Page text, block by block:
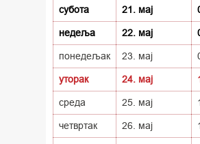
субота 21. мај
недеља 22. мај
понедељак 23. мај
уторак 24. мај
среда 25. мај
четвртак 26. мај